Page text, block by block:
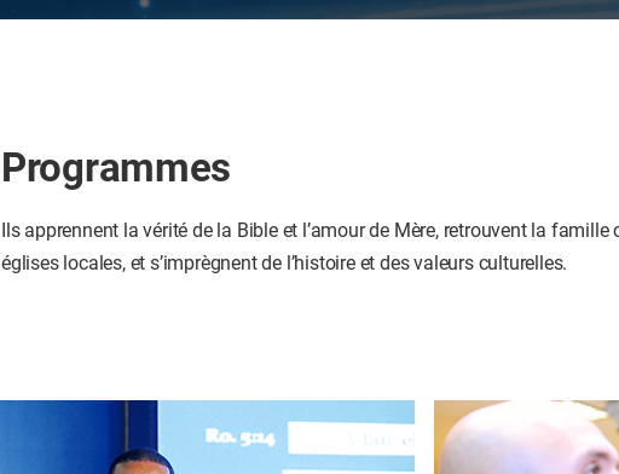
Programmes
Ils apprennent la vérité de la Bible et l’amour de Mère, retrouvent la famille
églises locales, et s’imprègnent de l’histoire et des valeurs culturelles.